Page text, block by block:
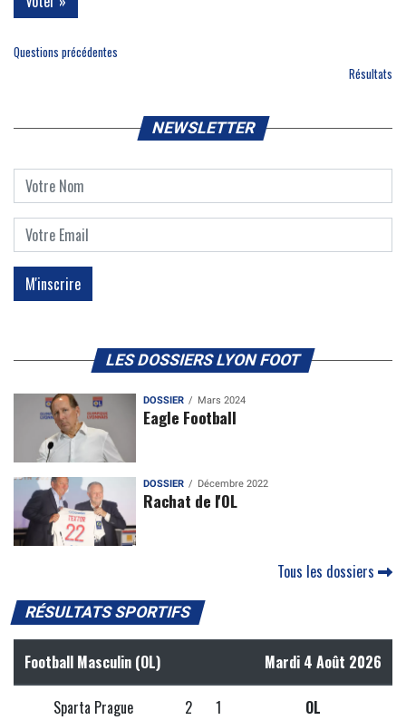
Questions précédentes
Résultats
NEWSLETTER
LES DOSSIERS LYON FOOT
DOSSIER Mars 2024
Eagle Football
DOSSIER Décembre 2022
Rachat de l'OL
Tous les dossiers
RÉSULTATS SPORTIFS
Football Masculin (OL) Mardi 4 Août 2026
Sparta Prague 2 1 OL